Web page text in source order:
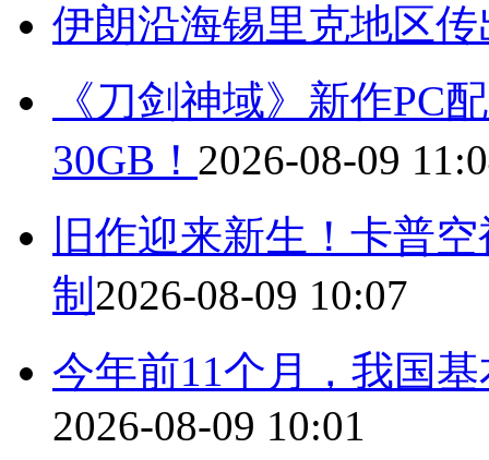
伊朗沿海锡里克地区
《刀剑神域》新作PC
30GB！ 2026-08-09
旧作迎来新生！卡普
制 2026-08-09 10:07
今年前11个月，我国
2026-08-09 10:01